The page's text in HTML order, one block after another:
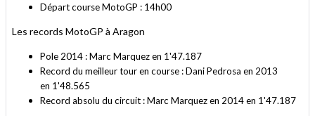
Départ course MotoGP : 14h00
Les records MotoGP à Aragon
Pole 2014 : Marc Marquez en 1'47.187
Record du meilleur tour en course :Dani Pedrosa en 2013
en 1'48.565
Record absolu du circuit :Marc Marquez en 2014 en 1'47.187